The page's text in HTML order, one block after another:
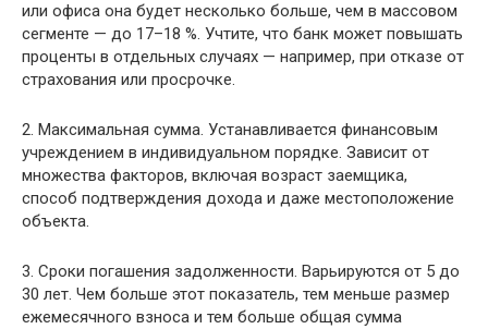
или офиса она будет несколько больше, чем в массовом
сегменте — до 17–18 %. Учтите, что банк может повышать
проценты в отдельных случаях — например, при отказе от
страхования или просрочке.
2. Максимальная сумма. Устанавливается финансовым
учреждением в индивидуальном порядке. Зависит от
множества факторов, включая возраст заемщика,
способ подтверждения дохода и даже местоположение
объекта.
3. Сроки погашения задолженности. Варьируются от 5 до
30 лет. Чем больше этот показатель, тем меньше размер
ежемесячного взноса и тем больше общая сумма